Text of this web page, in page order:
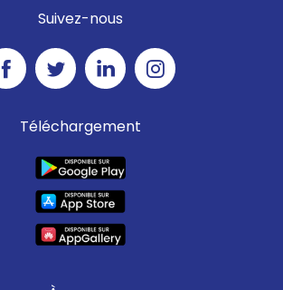
Suivez-nous
Téléchargement